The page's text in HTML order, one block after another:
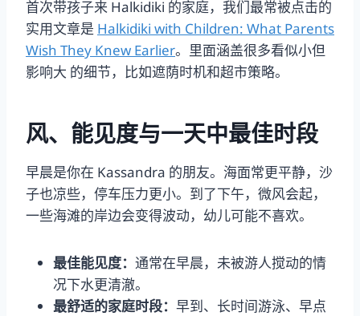
首次带孩子来 Halkidiki 的家庭，我们最常被点击的
实用文章是 Halkidiki with Children: What Parents
Wish They Knew Earlier。里面涵盖很多看似小但
影响大 的细节，比如遮荫时机和超市策略。
风、能见度与一天中最佳时段
早晨是你在 Kassandra 的朋友。海面常更平静，沙
子也凉些，停车压力更小。到了下午，微风会起，
一些海滩的岸边会变得波动，幼儿可能不喜欢。
最佳能见度： 通常在早晨，未被游人搅动的情
况下水更清澈。
最舒适的家庭时段： 早到、长时间游泳、早点